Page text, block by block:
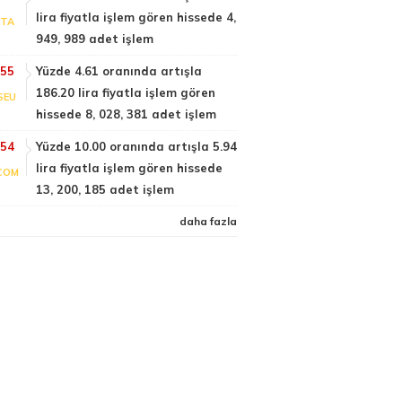
lira fiyatla işlem gören hissede 4,
949, 989 adet işlem
Yüzde 4.61 oranında artışla
186.20 lira fiyatla işlem gören
hissede 8, 028, 381 adet işlem
Yüzde 10.00 oranında artışla 5.94
lira fiyatla işlem gören hissede
13, 200, 185 adet işlem
daha fazla